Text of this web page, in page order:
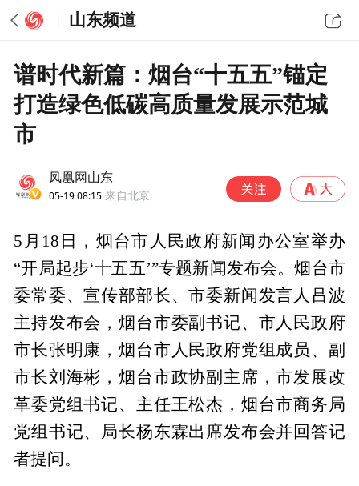
山东频道
谱时代新篇：烟台“十五五”锚定
打造绿色低碳高质量发展示范城
市
凤凰网山东
05-19 08:15 来自北京
5月18日，烟台市人民政府新闻办公室举办
“开局起步‘十五五’”专题新闻发布会。烟台市
委常委、宣传部部长、市委新闻发言人吕波
主持发布会，烟台市委副书记、市人民政府
市长张明康，烟台市人民政府党组成员、副
市长刘海彬，烟台市政协副主席，市发展改
革委党组书记、主任王松杰，烟台市商务局
党组书记、局长杨东霖出席发布会并回答记
者提问。